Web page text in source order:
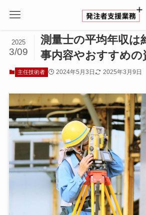
測量士の平均年収は
事内容やおすすめの
2025
3/09
主任技術者 2024年5月3日 2025年3月9日